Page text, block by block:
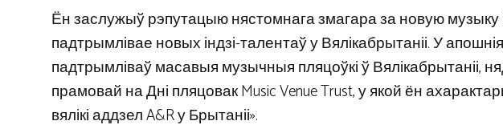
Ён заслужыў рэпутацыю нястомнага змагара за новую музыку
падтрымлівае новых індзі-талентаў у Вялікабрытаніі. У
падтрымліваў масавыя музычныя пляцоўкі ў Вялікабрытаніі,
прамовай на Дні пляцовак Music Venue Trust, у якой ён
вялікі аддзел A&R у Брытаніі».